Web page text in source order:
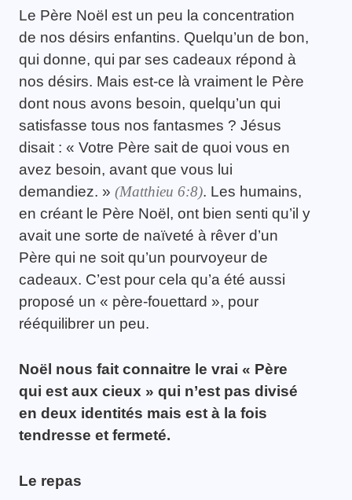
Le Père Noël est un peu la concentration
de nos désirs enfantins. Quelqu’un de bon,
qui donne, qui par ses cadeaux répond à
nos désirs. Mais est-ce là vraiment le Père
dont nous avons besoin, quelqu’un qui
satisfasse tous nos fantasmes ? Jésus
disait : « Votre Père sait de quoi vous en
avez besoin, avant que vous lui
demandiez. » (Matthieu 6:8). Les humains,
en créant le Père Noël, ont bien senti qu’il y
avait une sorte de naïveté à rêver d’un
Père qui ne soit qu’un pourvoyeur de
cadeaux. C’est pour cela qu’a été aussi
proposé un « père-fouettard », pour
rééquilibrer un peu.
Noël nous fait connaitre le vrai « Père
qui est aux cieux » qui n’est pas divisé
en deux identités mais est à la fois
tendresse et fermeté.
Le repas